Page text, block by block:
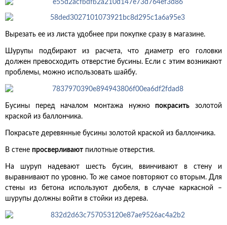
Вырезать ее из листа удобнее при покупке сразу в магазине.
Шурупы подбирают из расчета, что диаметр его головки
должен превосходить отверстие бусины. Если с этим возникают
проблемы, можно использовать шайбу.
Бусины перед началом монтажа нужнопокрасить золотой
краской из баллончика.
Покрасьте деревянные бусины золотой краской из баллончика.
В стене просверливают пилотные отверстия.
На шуруп надевают шесть бусин, ввинчивают в стену и
выравнивают по уровню. То же самое повторяют со вторым. Для
стены из бетона используют дюбеля, в случае каркасной –
шурупы должны войти в стойки из дерева.